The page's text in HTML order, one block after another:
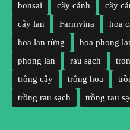
bonsai cây cảnh cây
cây lan
Farmvina hoa
hoa lan rừng
hoa phong
phong lan
rau sạch
trồng cây
trồng hoa
trồng rau sạch
trồng rau